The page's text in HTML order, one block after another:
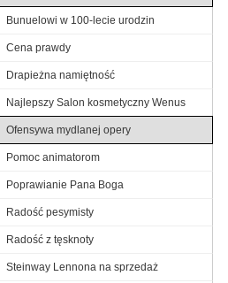
Bunuelowi w 100-lecie urodzin
Cena prawdy
Drapieżna namiętność
Najlepszy Salon kosmetyczny Wenus
Ofensywa mydlanej opery
Pomoc animatorom
Poprawianie Pana Boga
Radość pesymisty
Radość z tęsknoty
Steinway Lennona na sprzedaż